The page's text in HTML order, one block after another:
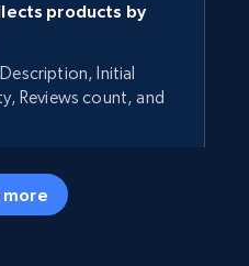
products by
Initial
Reviews count, and
Comenzar ahora
more